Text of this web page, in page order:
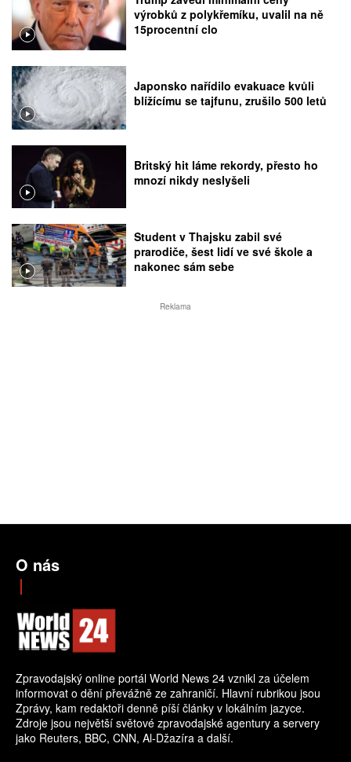
výrobků z polykřemíku, uvalil na ně
15procentní clo
Japonsko nařídilo evakuace kvůli
blížícímu se tajfunu, zrušilo 500 letů
Britský hit láme rekordy, přesto ho
mnozí nikdy neslyšeli
Student v Thajsku zabil své
prarodiče, šest lidí ve své škole a
nakonec sám sebe
Reklama
O nás
Zpravodajský online portál World News 24 vznikl za účelem
informovat o dění převážně ze zahraničí. Hlavní rubrikou jsou
Zprávy, kam redaktoři denně píší články v lokálním jazyce.
Zdroje jsou největší světové zpravodajské agentury a servery
jako Reuters, BBC, CNN, Al-Džazíra a další.